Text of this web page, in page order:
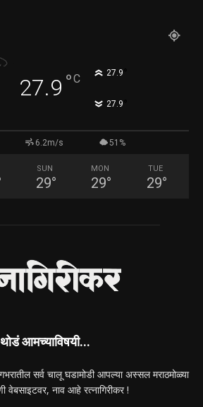
27.9 °C 27.9
27.9
6.2m/s 51%
SUN
29°
MON
29°
TUE
29°
थोडं आमच्याविषयी...
सर्व चालू घडामोडी आपल्या अस्सल मराठमोळ्या
वेबसाइटवर, नाव आहे रत्नागिरीकर !